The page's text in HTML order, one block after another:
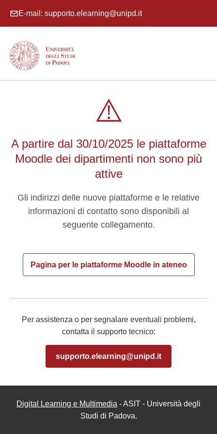
E-mail: supporto.elearning@unipd.it
⚠️
A partire dal 30/10/2025 le piattaforme
Moodle dei dipartimenti non sono più
attive
Gli indirizzi delle nuove piattaforme e le relative
informazioni di contatto sono disponibili al
seguente collegamento.
Pagina per le piattaforme Moodle in ateneo
Per assistenza o per segnalare eventuali problemi,
contatta il supporto tecnico:
supporto.elearning@unipd.it
Digital Learning e Multimedia - ASIT - Università degli
Studi di Padova.